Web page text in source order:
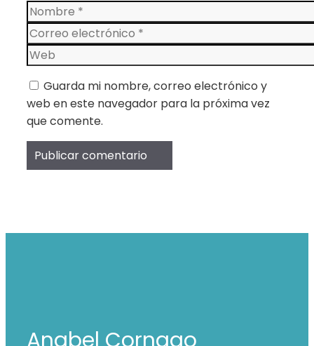
Nombre
Correo
electrónico
Web
Guarda mi nombre, correo electrónico y
web en este navegador para la próxima vez
que comente.